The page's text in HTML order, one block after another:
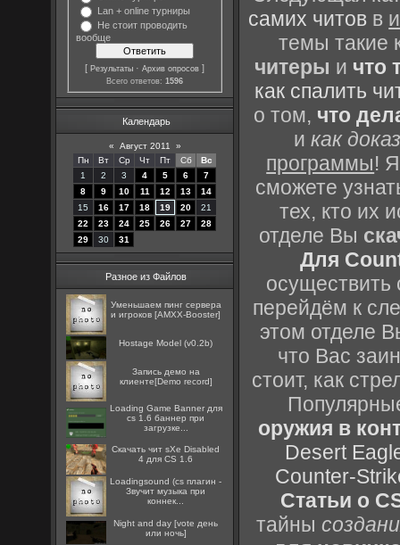
Lan + online турниры
Не стоит проводить
вообще
[Результаты ·Архив опросов ]
Всего ответов:1596
Календарь
« Август 2011
»
Пн
Вт Ср Чт Пт Сб
Вс
1
2 3 4 5 6
7
8
9 10 11 12 13
14
15
16 17 18 19 20
21
22
23 24 25 26 27
28
29
30 31
Разное из Файлов
Уменьшаем пинг сервера
и игроков [AMXX-Booster]
Hostage Model (v0.2b)
Запись демо на
клиенте[Demo record]
Loading Game Banner для
cs 1.6 баннер при
загрузке...
Скачать чит sXe Disabled
4 для CS 1.6
Loadingsound (cs плагин -
Звучит музыка при
коннек...
Night and day [vote день
или ночь]
самих читов в
темы такие
читеры и что
как спалить
о том, что
икак
программы!
сможете
тех, кто их
отделе Вы
Для
осуществить
перейдём к
этом отделе
что Вас
стоит, как
оружия в
Desert
Counter-
Статьи о
тайны